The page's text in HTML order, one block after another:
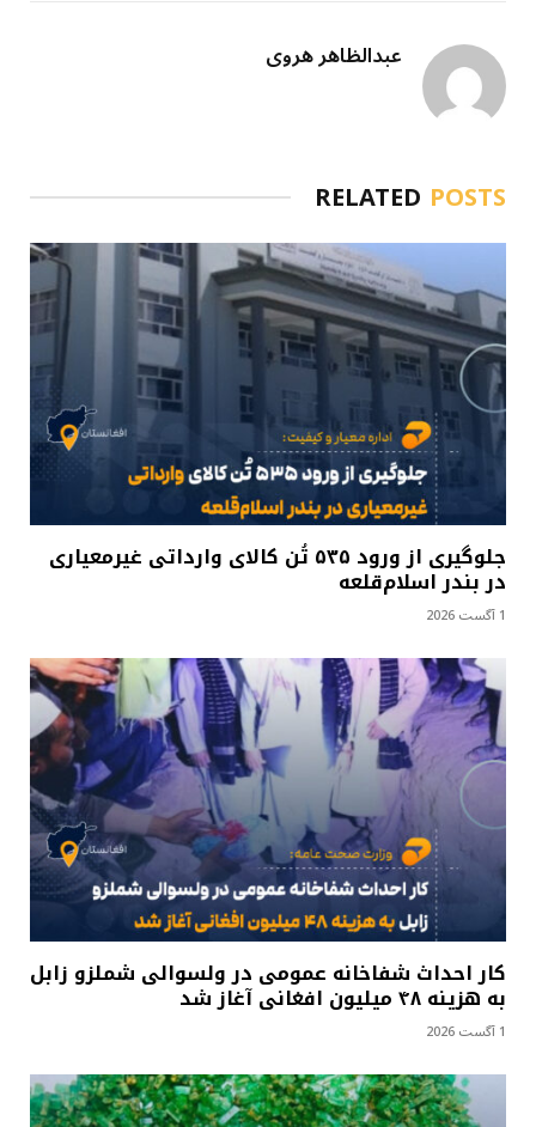
عبدالظاهر هروی
RELATED POSTS
جلوگیری از ورود ۵۳۵ تُن کالای وارداتی غیرمعیاری
در بندر اسلام‌قلعه
1 آگست 2026
کار احداث شفاخانه عمومی در ولسوالی شملزو زابل
به هزینه ۴۸ میلیون افغانی آغاز شد
1 آگست 2026